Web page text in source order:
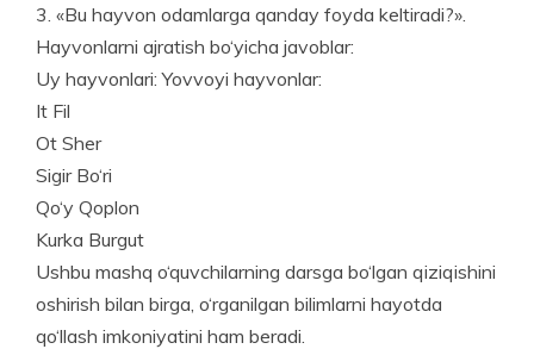
3. «Bu hayvon odamlarga qanday foyda keltiradi?».
Hayvonlarni ajratish bo‘yicha javoblar:
Uy hayvonlari: Yovvoyi hayvonlar:
It Fil
Ot Sher
Sigir Bo‘ri
Qo‘y Qoplon
Kurka Burgut
Ushbu mashq o‘quvchilarning darsga bo‘lgan qizi­qishini
oshirish bilan birga, o‘rganilgan bilimlarni hayot­da
qo‘llash imkoniyatini ham beradi.